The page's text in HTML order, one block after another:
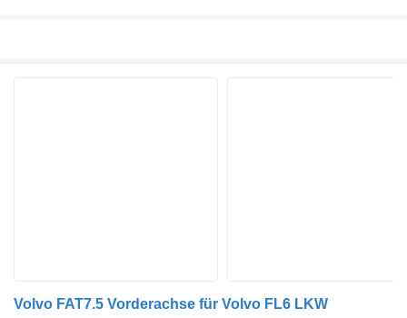
Volvo FAT7.5 Vorderachse für Volvo FL6 LKW